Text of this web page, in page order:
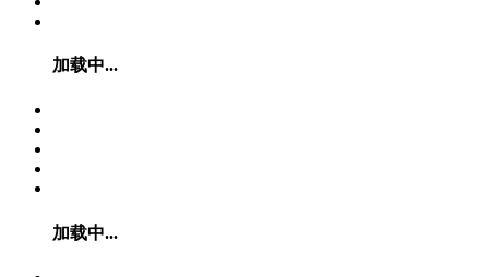
加载中...
加载中...